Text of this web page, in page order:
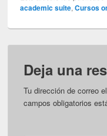
academic suite,Cursos
Deja una
Tu dirección de correo
campos obligatorios